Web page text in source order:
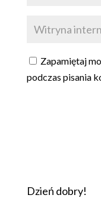
Zapamiętaj
podczas pisania
Dzień dobry!